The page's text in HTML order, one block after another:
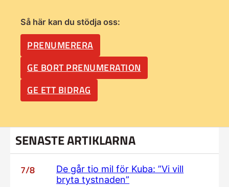
Så här kan du stödja oss:
PRENUMERERA
GE BORT PRENUMERATION
GE ETT BIDRAG
SENASTE ARTIKLARNA
7/8
De går tio mil för Kuba: ”Vi vill
bryta tystnaden”